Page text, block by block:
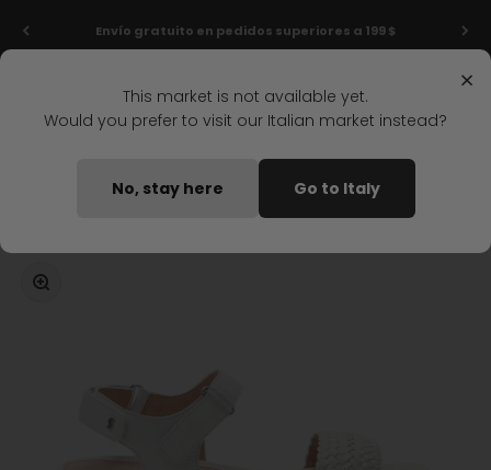
Últimas rebajas: ¡hasta un -50%!
Stonefly Shop Iniciar
Zoom
×
This market is not available yet.
Would you prefer to visit our Italian market instead?
No, stay here Go to Italy